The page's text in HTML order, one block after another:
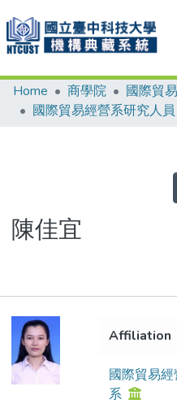
Communities & Collections
Organizations
Home 商學院
國際貿
國際貿易經營系研究人員
陳佳宜
Affiliation
國際貿易經
系